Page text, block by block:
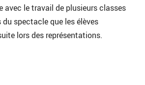
avec le travail de plusieurs classes
spectacle que les élèves
lors des représentations.